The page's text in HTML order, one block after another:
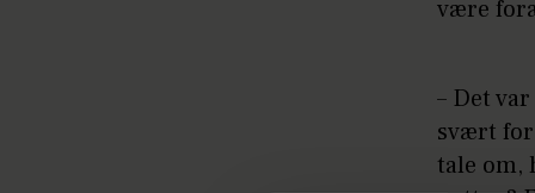
være
– Det
svært for
tale om,